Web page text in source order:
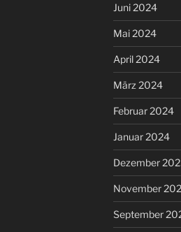
Juni 2024
Mai 2024
April 2024
März 2024
Februar 2024
Januar 2024
Dezember
November
September